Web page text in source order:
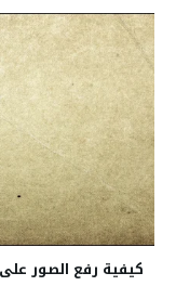
كيفية رفع الصور